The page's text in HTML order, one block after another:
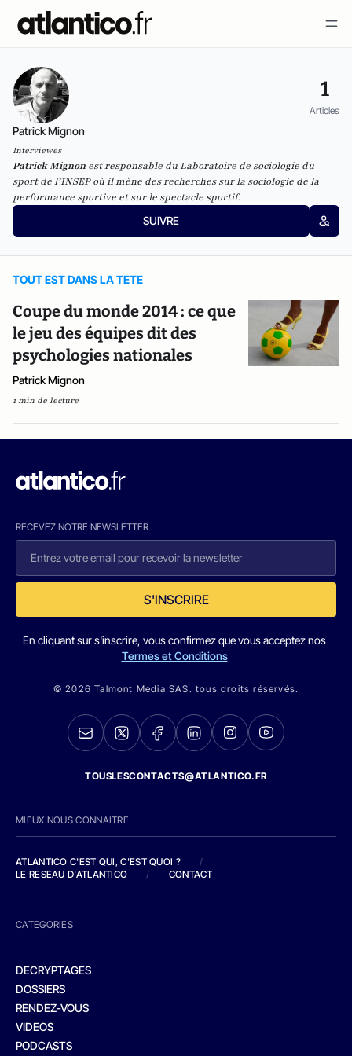
1
Articles
Patrick Mignon
Interviewes
Patrick Mignon est responsable du Laboratoire de sociologie du
sport de l’INSEP où il mène des recherches sur la sociologie de la
performance sportive et sur le spectacle sportif.
SUIVRE
TOUT EST DANS LA TETE
Coupe du monde 2014 : ce que
le jeu des équipes dit des
psychologies nationales
Patrick Mignon
1 min de lecture
RECEVEZ NOTRE NEWSLETTER
S'INSCRIRE
En cliquant sur s'inscrire, vous confirmez que vous acceptez nos
Termes et Conditions
© 2026 Talmont Media SAS. tous droits réservés.
TOUSLESCONTACTS@ATLANTICO.FR
MIEUX NOUS CONNAITRE
ATLANTICO C'EST QUI, C'EST QUOI ?
/
LE RESEAU D'ATLANTICO
/ CONTACT
CATEGORIES
DECRYPTAGES
DOSSIERS
RENDEZ-VOUS
VIDEOS
PODCASTS